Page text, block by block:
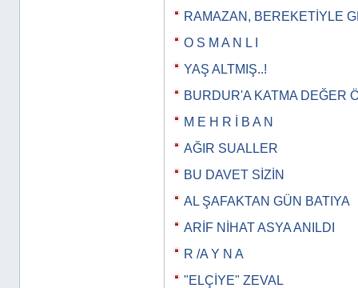
RAMAZAN, BEREKETİYLE
O S M A N L I
YAŞ ALTMIŞ..!
BURDUR'A KATMA DEĞER
M E H R İ B A N
AĞIR SUALLER
BU DAVET SİZİN
AL ŞAFAKTAN GÜN BATIYA
ARİF NİHAT ASYA ANILDI
R /A Y N A
"ELÇİYE" ZEVAL